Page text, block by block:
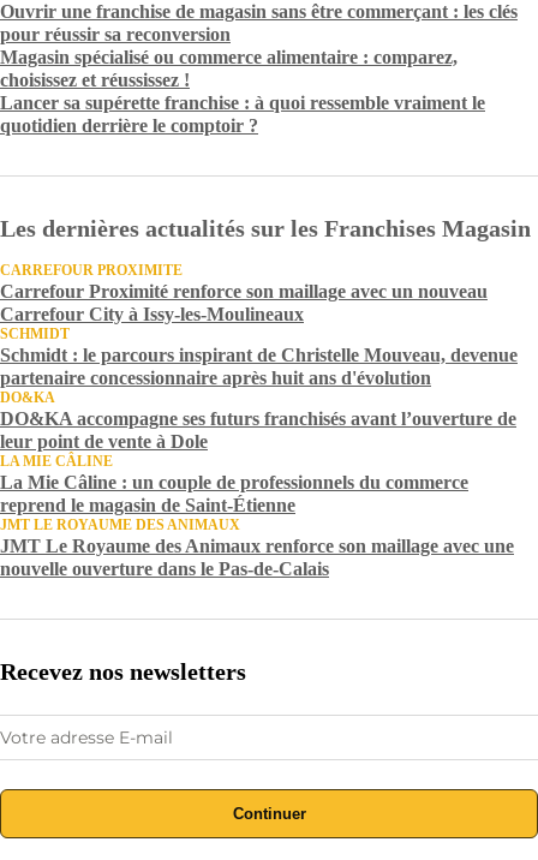
Ouvrir une franchise de magasin sans être commerçant : les clés
pour réussir sa reconversion
Magasin spécialisé ou commerce alimentaire : comparez,
choisissez et réussissez !
Lancer sa supérette franchise : à quoi ressemble vraiment le
quotidien derrière le comptoir ?
Les dernières actualités sur les Franchises Magasin
CARREFOUR PROXIMITE
Carrefour Proximité renforce son maillage avec un nouveau
Carrefour City à Issy-les-Moulineaux
SCHMIDT
Schmidt : le parcours inspirant de Christelle Mouveau, devenue
partenaire concessionnaire après huit ans d'évolution
DO&KA
DO&KA accompagne ses futurs franchisés avant l’ouverture de
leur point de vente à Dole
LA MIE CÂLINE
La Mie Câline : un couple de professionnels du commerce
reprend le magasin de Saint-Étienne
JMT LE ROYAUME DES ANIMAUX
JMT Le Royaume des Animaux renforce son maillage avec une
nouvelle ouverture dans le Pas-de-Calais
Recevez nos newsletters
Continuer